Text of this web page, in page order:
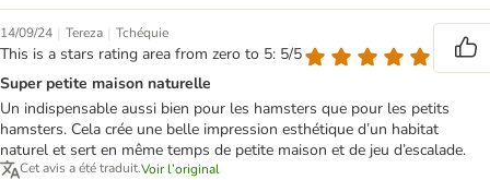
14/09/24 | Tereza | Tchéquie
This is a stars rating area from zero to 5: 5/5
Super petite maison naturelle
Un indispensable aussi bien pour les hamsters que pour les petits
hamsters. Cela crée une belle impression esthétique d’un habitat
naturel et sert en même temps de petite maison et de jeu d’escalade.
Cet avis a été traduit.Voir l’original